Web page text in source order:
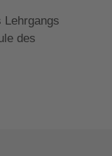
Lehrgangs
des